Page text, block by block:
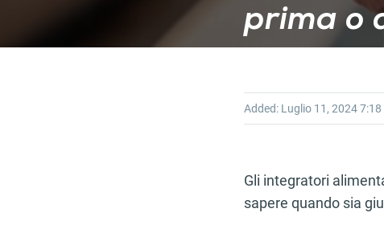
prima o
Added: Luglio 11, 20247:18
Gli integratori
sapere quando sia